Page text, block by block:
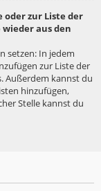
oder zur Liste der
aus den
setzen: In jedem
zur Liste der
Außerdem kannst du
hinzufügen,
Stelle kannst du